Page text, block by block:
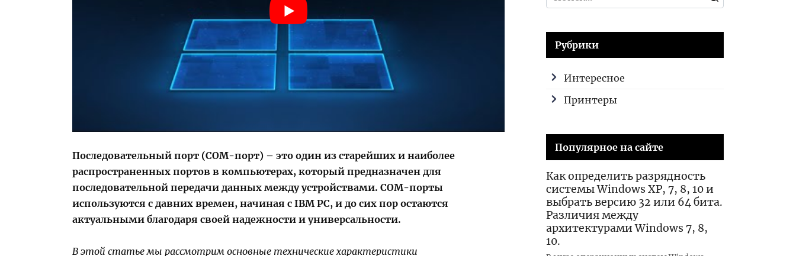
Последовательный порт (COM-порт) – это один из старейших и наиболее
распространенных портов в компьютерах, который предназначен для
последовательной передачи данных между устройствами. COM-порты
используются с давних времен, начиная с IBM PC, и до сих пор остаются
актуальными благодаря своей надежности и универсальности.
В этой статье мы рассмотрим основные технические характеристики
for:
Рубрики
Интересное
Принтеры
Популярное на сайте
Как определить разрядность
системы Windows XP, 7, 8, 10 и
выбрать версию 32 или 64 бита.
Различия между
архитектурами Windows 7, 8,
10.